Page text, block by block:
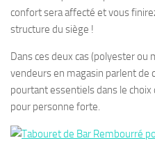
confort sera affecté et vous
structure du siège !
Dans ces deux cas (polyester
vendeurs en magasin parlent de
pourtant essentiels dans le
pour personne forte.